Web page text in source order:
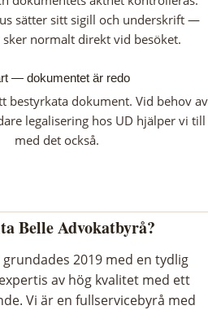
sätter sitt sigill och underskrift —
normalt direkt vid besöket.
— dokumentet är redo
bestyrkata dokument. Vid behov av
legalisering hos UD hjälper vi till
med det också.
Belle Advokatbyrå?
2019 med en tydlig
av hög kvalitet med ett
Vi är en fullservicebyrå med